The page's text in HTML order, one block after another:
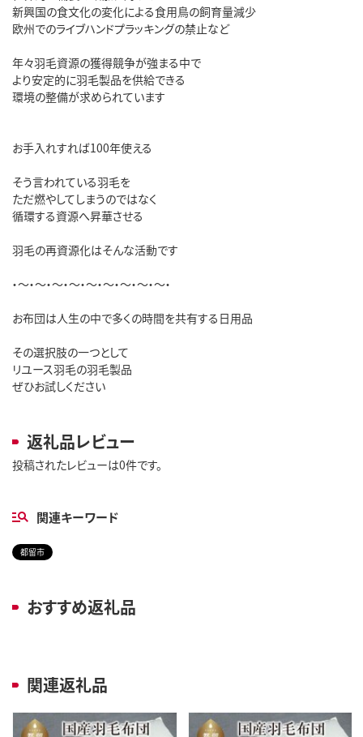
新興国の食文化の変化による食用鳥の飼育量減少
欧州でのライブハンドプラッキングの禁止など
年々羽毛資源の獲得競争が強まる中で
より安定的に羽毛製品を供給できる
環境の整備が求められています
お手入れすれば100年使える
そう言われている羽毛を
ただ燃やしてしまうのではなく
循環する資源へ昇華させる
羽毛の再資源化はそんな活動です
・～・～・～・～・～・～・～・～・～・
お布団は人生の中で多くの時間を共有する日用品
その選択肢の一つとして
リユース羽毛の羽毛製品
ぜひお試しください
返礼品レビュー
投稿されたレビューは0件です。
関連キーワード
都留市
おすすめ返礼品
関連返礼品